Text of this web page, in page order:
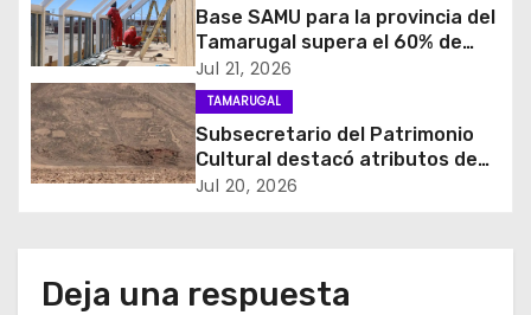
d
e
e
n
r
Base SAMU para la provincia del
Tamarugal supera el 60% de
avance en su construcción
Jul 21, 2026
TAMARUGAL
Subsecretario del Patrimonio
Cultural destacó atributos de
Geoglifos de Pintados para
Jul 20, 2026
Deja una respuesta